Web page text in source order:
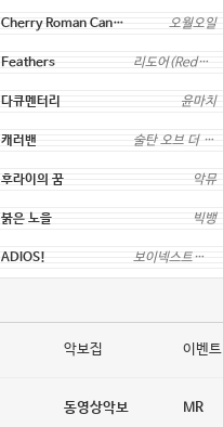
Cherry Roman Candl... 오월오일
Feathers 리도어(Redoor)
다큐멘터리 윤마치
캐러밴 술탄 오브 더 디스코
후라이의 꿈 악뮤
붉은 노을 빅뱅
ADIOS! 보이넥스트도어
악보집 이벤트
동영상악보 MR